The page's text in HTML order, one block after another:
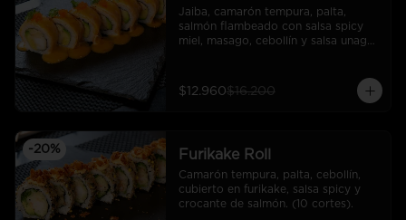
Jaiba, camarón tempura, palta,
salmón flambeado con salsa spicy
miel, masago, cebollín y salsa unagui.
$12.960$16.200
-20% Furikake Roll
Camarón tempura, palta, cebollín,
cubierto en furikake, salsa spicy y
crocante de salmón. (10 cortes).